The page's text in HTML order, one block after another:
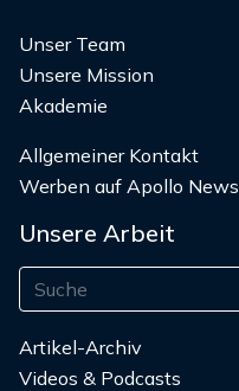
Unser Team
Unsere Mission
Akademie
Allgemeiner Kontakt
Werben auf Apollo News
Unsere Arbeit
Artikel-Archiv
Videos & Podcasts